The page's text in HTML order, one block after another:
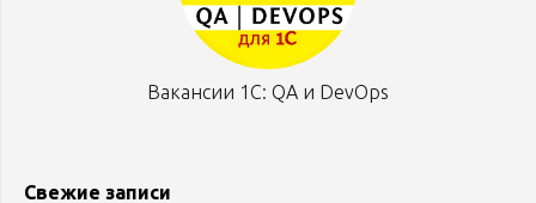
Вакансии 1С: QA и DevOps
Свежие записи